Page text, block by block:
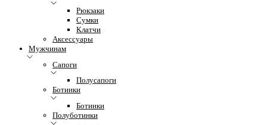
Рюкзаки
Сумки
Клатчи
Аксессуары
Мужчинам
Сапоги
Полусапоги
Ботинки
Ботинки
Полуботинки